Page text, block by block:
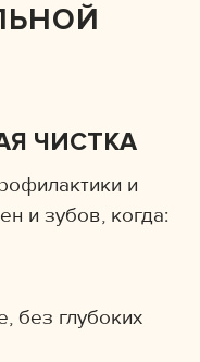
ЧИСТКА
и
и зубов, когда:
без глубоких